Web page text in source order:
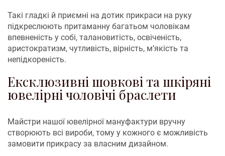
Такі гладкі й приємні на дотик прикраси на руку
підкреслюють притаманну багатьом чоловікам
впевненість у собі, талановитість, освіченість,
аристократизм, чутливість, вірність, м’якість та
непідкореність.
Ексклюзивні шовкові та шкіряні
ювелірні чоловічі браслети
Майстри нашої ювелірної мануфактури вручну
створюють всі вироби, тому у кожного є можливість
замовити прикрасу за власним дизайном.